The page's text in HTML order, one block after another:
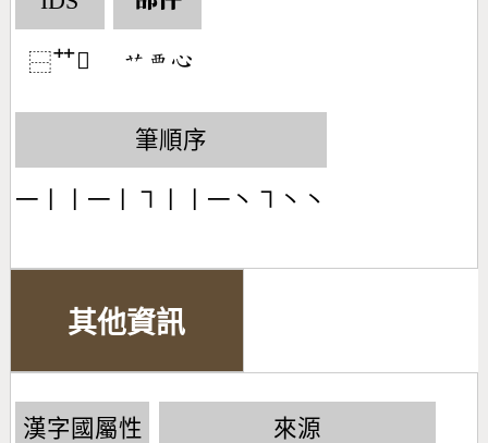
⿱艹𢙣 󶃋󶅧󶄀
筆順序
一丨丨一丨㇕丨丨一丶㇕丶丶
其他資訊
漢字國屬性 來源